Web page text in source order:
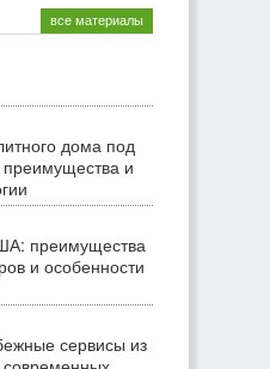
все материалы
дома под
и
преимущества
и особенности
сервисы из